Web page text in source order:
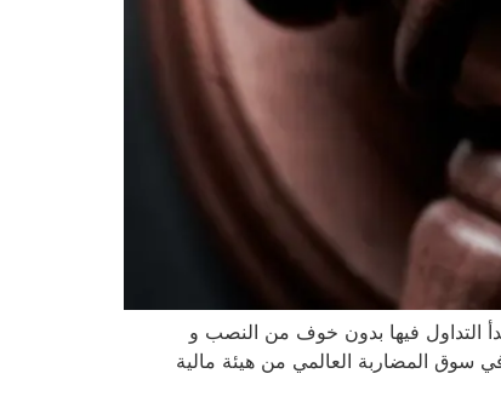
الموثوقة و الآمنة لتبدأ التداول فيها بدون خوف من النصب و
سوق المضاربة العالمي من هيئة مالية